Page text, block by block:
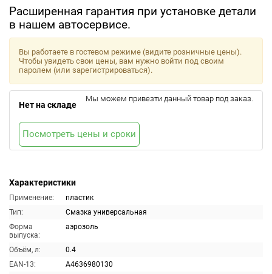
Расширенная гарантия при установке детали
в нашем автосервисе.
Характеристики
Применение:
пластик
Тип:
Смазка универсальная
Форма
выпуска:
аэрозоль
Объём, л:
0.4
EAN-13:
A4636980130
Вы работаете в гостевом режиме (видите розничные цены).
Чтобы увидеть свои цены, вам нужно войти под своим
паролем (или зарегистрироваться).
Нет на складе
Мы можем привезти данный товар под заказ.
Посмотреть цены и сроки